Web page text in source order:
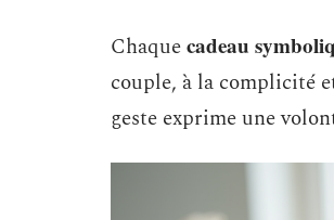
Chaquecadeau
couple, à la complicité
geste exprime une